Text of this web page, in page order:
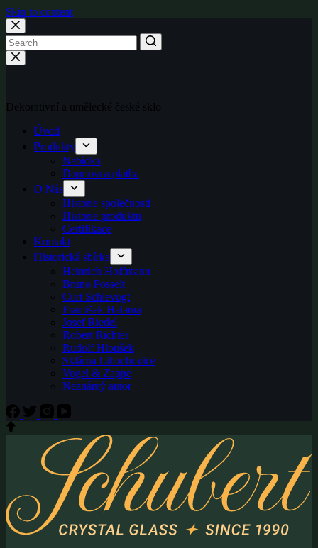
Skip to content
Dekorativní a umělecké české sklo
Úvod
Produkty
Nabídka
Doprava a platba
O Nás
Historie společnosti
Historie produktu
Certifikace
Kontakt
Historická sbírka
Heinrich Hoffmann
Bruno Posselt
Curt Schlevogt
František Halama
Josef Riedel
Robert Richter
Rudolf Hloušek
Sklárna Libochovice
Vogel & Zappe
Neznámý autor